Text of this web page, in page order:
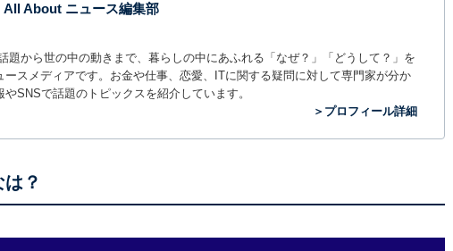
All About ニュース編集部
題から世の中の動きまで、暮らしの中にあふれる「なぜ？」「どうして？」を
スメディアです。お金や仕事、恋愛、ITに関する疑問に対して専門家が分か
SNSで話題のトピックスを紹介しています。
＞プロフィール詳細
？